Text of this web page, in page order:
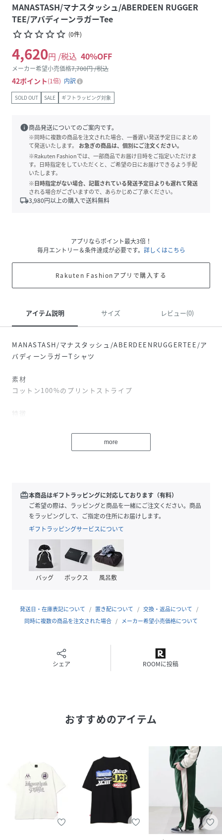
MANASTASH/マナスタッシュ/ABERDEEN RUGGER
TEE/アバディーンラガーTee
star_borderstar_borderstar_borderstar_borderstar_border (0件)
4,620円 /税込 40%OFF
メーカー希望小売価格7,700円 /税込
42ポイント 1倍 内訳
SOLD OUT SALE ギフトラッピング対象
info商品発送についてのご案内です。
※同時に複数の商品を注文された場合、一番遅い発送予定日にまとめ
て発送いたします。
お急ぎの商品は、個別にご注文ください。
※Rakuten Fashionでは、一部商品でお届け日時をご指定いただけま
す。日時指定をしていただくと、ご希望の日にお届けできるよう手配
いたします。
※日時指定がない場合、記載されている発送予定日よりも遅れて発送
される場合がございますので、あらかじめご了承ください。
local_shipping3,980円以上の購入で送料無料
アプリならポイント最大3倍！
毎月エントリー＆条件達成が必要です。 詳しくはこちら
Rakuten Fashionアプリで購入する
アイテム説明 サイズ レビュー(0)
MANASTASH/マナスタッシュ/ABERDEENRUGGERTEE/ア
バディーンラガーTシャツ
素材
コットン100%のプリントストライプ
特徴
は定番的なアイテム
・80～90年代を思わせる配色、ピッチのボーダー
スタイリング
発色が良いカラーなので、合わせるボトムスは落ち着いた色
目の、コットン系のパンツ、ショーツがマッチします。
ナイロン、ポリエステル等スポーティなパンツ、ショーツと
も合わせやすいです。
スタイリングの挿しとして目を惹く配色なので、アウターの
インナーとしても重宝します。
ブランド名の由来となる北アメリカ大陸の西海岸沿いを南北
に走るカスケード山脈から駆け落ちるマナスタッシュ山高原
で有名です。創業時よりヘンプやリサイクルフリースなど環
境に優しい素材を採用して最高のアイテムを作ることを理念
メンズ
（本体）コットン100%
（リブ部分）コットン95%、ポリウレタン5%
Ｓ、Ｍ、Ｌ、ＸＬ
クリーニング 手洗い、ドライクリーニング不可
more
redeem本商品はギフトラッピングに対応しております（有料）
ご希望の際は、ラッピングと商品を一緒にご注文ください。商品
をラッピングして、ご指定の住所にお届けします。
ギフトラッピングサービスについて
バッグ ボックス 風呂敷
発送日・在庫表記について 置き配について
交換・返品について
同時に複数の商品を注文された場合
メーカー希望小売価格について
シェア ROOMに投稿
おすすめのアイテム